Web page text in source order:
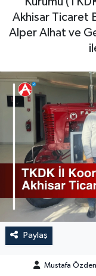
Akhisar Ticaret
Alper Alhat ve
Paylaş
Mustafa
Magazin
Kadın
Yerel Haber
Akhisar
Ülke
Etiketler
Duyurular
Sektörel
Röportaj
Dünya
Yaşam
Kadın
Teknoloji
Yerel Haber